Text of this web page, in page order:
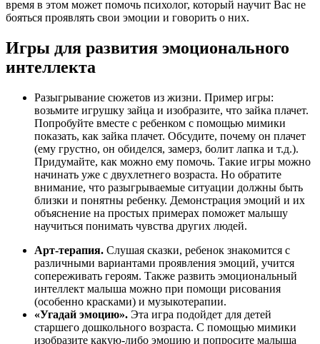
время в этом может помочь психолог, который научит Вас не
бояться проявлять свои эмоции и говорить о них.
Игры для развития эмоционального
интеллекта
Разыгрывание сюжетов из жизни. Пример игры:
возьмите игрушку зайца и изобразите, что зайка плачет.
Попробуйте вместе с ребенком с помощью мимики
показать, как зайка плачет. Обсудите, почему он плачет
(ему грустно, он обиделся, замерз, болит лапка и т.д.).
Придумайте, как можно ему помочь. Такие игры можно
начинать уже с двухлетнего возраста. Но обратите
внимание, что разыгрываемые ситуации должны быть
близки и понятны ребенку. Демонстрация эмоций и их
объяснение на простых примерах поможет малышу
научиться понимать чувства других людей.
Арт-терапия. Слушая сказки, ребенок знакомится с
различными вариантами проявления эмоций, учится
сопереживать героям. Также развить эмоциональный
интеллект малыша можно при помощи рисования
(особенно красками) и музыкотерапии.
«Угадай эмоцию». Эта игра подойдет для детей
старшего дошкольного возраста. С помощью мимики
изобразите какую-либо эмоцию и попросите малыша